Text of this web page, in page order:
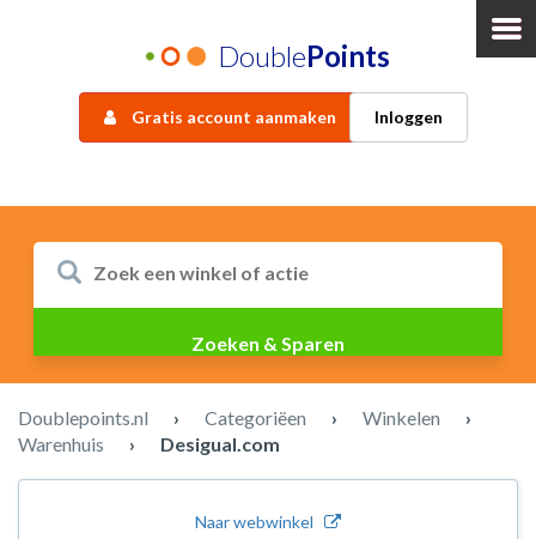
DoublePoints
Gratis account aanmaken Inloggen
Doublepoints.nl › Categoriëen › Winkelen
›
Warenhuis
› Desigual.com
Naar webwinkel